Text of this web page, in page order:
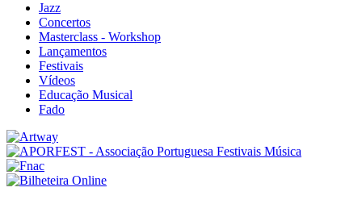
Jazz
Concertos
Masterclass - Workshop
Lançamentos
Festivais
Vídeos
Educação Musical
Fado